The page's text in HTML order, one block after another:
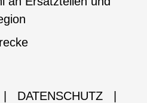
DATENSCHUTZ